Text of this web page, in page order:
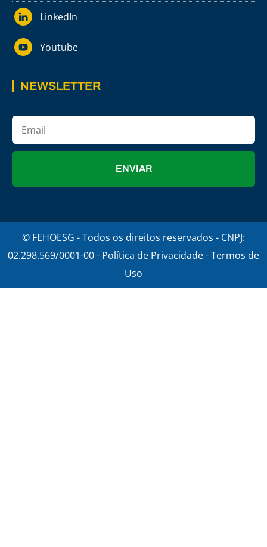
LinkedIn
Youtube
NEWSLETTER
ENVIAR
© FEHOESG - Todos os direitos reservados - CNPJ:
02.298.569/0001-00 - Política de Privacidade - Termos de
Uso